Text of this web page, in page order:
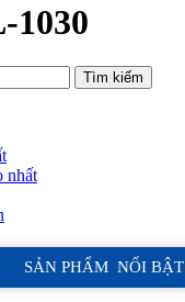
1030
Tìm kiếm
nhất
SẢN PHẨM NỔI BẬT